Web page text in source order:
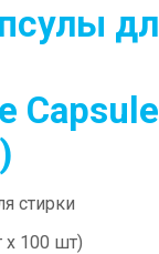
х 100 шт)